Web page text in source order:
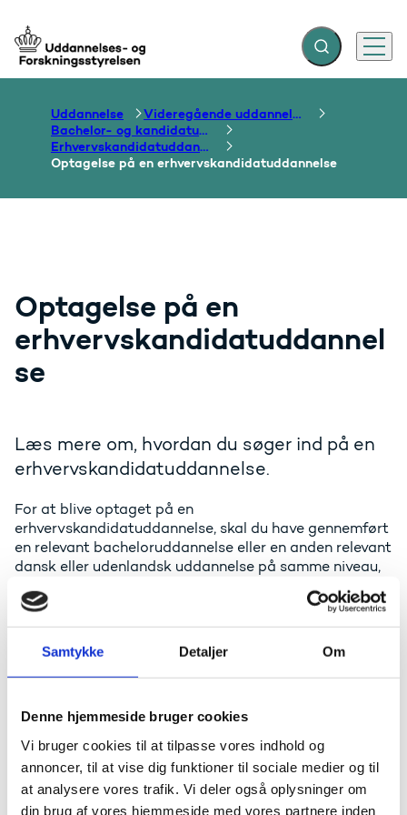
Samtykke Detaljer Om
Denne hjemmeside bruger cookies
Vi bruger cookies til at tilpasse vores indhold og
annoncer, til at vise dig funktioner til sociale medier og til
at analysere vores trafik. Vi deler også oplysninger om
din brug af vores hjemmeside med vores partnere inden
Gå til forsiden Fold søgefelt ud
Menu
Uddannelse
Videregående uddannelser
Bachelor- og kandidatuddannelser
Erhvervskandidatuddannelser
Optagelse på en erhvervskandidatuddannelse
Optagelse på en
erhvervskandidatuddannel
se
Læs mere om, hvordan du søger ind på en
erhvervskandidatuddannelse.
For at blive optaget på en
erhvervskandidatuddannelse, skal du have gennemført
en relevant bacheloruddannelse eller en anden relevant
dansk eller udenlandsk uddannelse på samme niveau,
f.eks. en professionsbacheloruddannelse. Derudover er
det et krav, at du er i job i en virksomhed på baggrund
af din bacheloruddannelse eller er iværksætter under
de dele af uddannelsen, der er tilrettelagt som
erhvervskandidatuddannelse.
Optagelse
For at søge om optagelse på en
erhvervskandidatuddannelse, skal du kontakte den
uddannelsesinstitution, der udbyder uddannelsen. Du
kan også søge oplysninger på UddannelsesGuiden